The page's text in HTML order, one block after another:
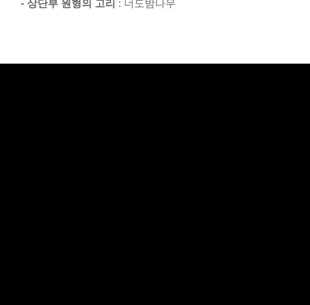
- 상단부 원형의 고리 : 너도밤나무